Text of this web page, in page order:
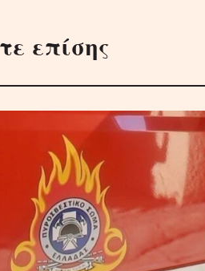
επίσης